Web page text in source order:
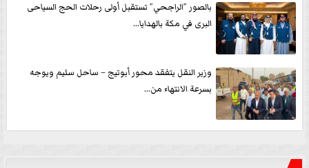
بالصور ”الراجحي” تستقبل أولى رحلات الحج السياحى
البرى في مكة بالهدايا...
وزير النقل يتفقد محور أبوتيج – ساحل سليم ويوجه
بسرعة الانتهاء من...